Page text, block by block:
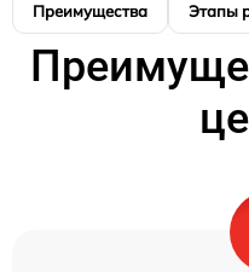
Преимущества Этапы